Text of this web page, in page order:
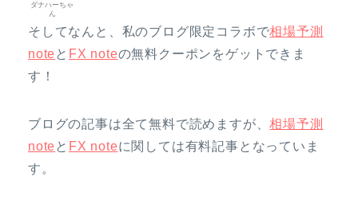
ダナハーちゃ
ん
そしてなんと、私のブログ限定コラボで相場予測
note と FX noteの無料クーポンをゲットできま
す！
ブログの記事は全て無料で読めますが、相場予測
note と FX noteに関しては有料記事となっていま
す。